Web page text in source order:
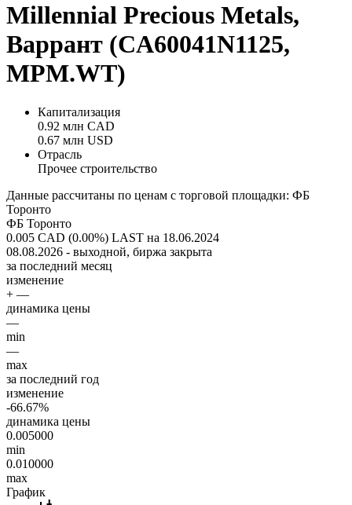
Millennial Precious Metals,
Варрант (CA60041N1125,
MPM.WT)
Капитализация
0.92 млн CAD
0.67 млн USD
Отрасль
Прочее строительство
Данные рассчитаны по ценам с торговой площадки: ФБ
Торонто
ФБ Торонто
0.005 CAD (0.00%) LAST на 18.06.2024
08.08.2026 - выходной, биржа закрыта
за последний месяц
изменение
+ —
динамика цены
—
min
—
max
за последний год
изменение
-66.67%
динамика цены
0.005000
min
0.010000
max
График